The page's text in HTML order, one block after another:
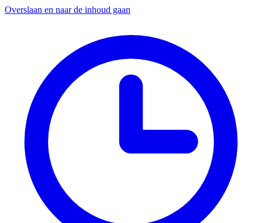
Overslaan en naar de inhoud gaan